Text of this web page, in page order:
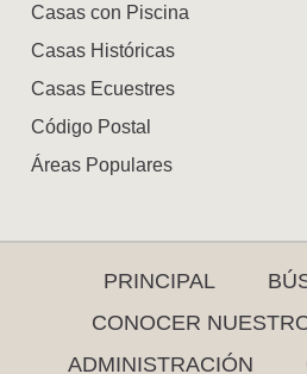
Casas con Piscina
Casas Históricas
Casas Ecuestres
Código Postal
Áreas Populares
PRINCIPAL
CONOCER
ADMINISTRACIÓN